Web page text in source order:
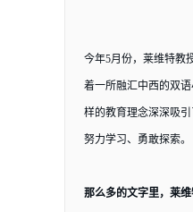
今年5月份，莱维特教
着一所融汇中西的双
样的教育理念深深吸
努力学习、勇敢探索。
那么多的文字里，莱